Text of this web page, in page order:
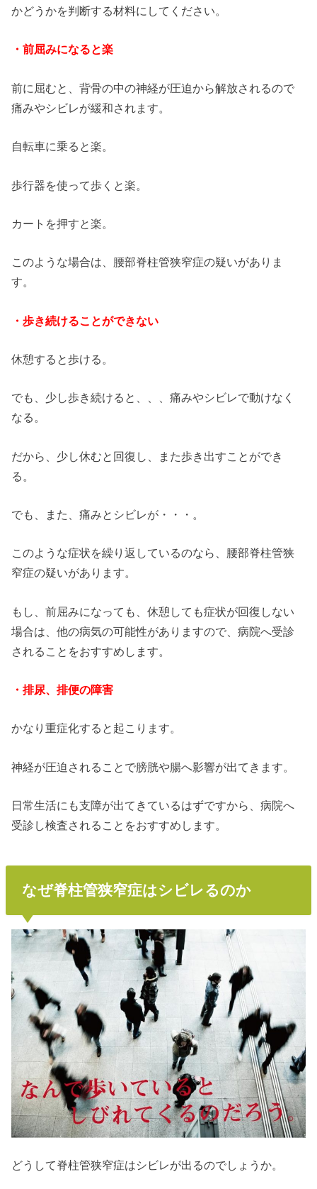
かどうかを判断する材料にしてください。
・前屈みになると楽
前に屈むと、背骨の中の神経が圧迫から解放されるので
痛みやシビレが緩和されます。
自転車に乗ると楽。
歩行器を使って歩くと楽。
カートを押すと楽。
このような場合は、腰部脊柱管狭窄症の疑いがありま
す。
・歩き続けることができない
休憩すると歩ける。
でも、少し歩き続けると、、、痛みやシビレで動けなく
なる。
だから、少し休むと回復し、また歩き出すことができ
る。
でも、また、痛みとシビレが・・・。
このような症状を繰り返しているのなら、腰部脊柱管狭
窄症の疑いがあります。
もし、前屈みになっても、休憩しても症状が回復しない
場合は、他の病気の可能性がありますので、病院へ受診
されることをおすすめします。
・排尿、排便の障害
かなり重症化すると起こります。
神経が圧迫されることで膀胱や腸へ影響が出てきます。
日常生活にも支障が出てきているはずですから、病院へ
受診し検査されることをおすすめします。
なぜ脊柱管狭窄症はシビレるのか
どうして脊柱管狭窄症はシビレが出るのでしょうか。